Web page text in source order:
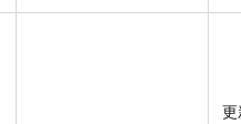
更